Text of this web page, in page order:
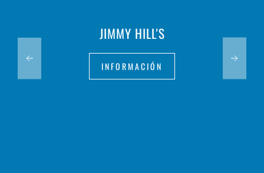
JIMMY HILL'S
INFORMACIÓN